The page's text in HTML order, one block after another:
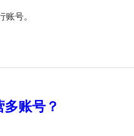
号。
账号？